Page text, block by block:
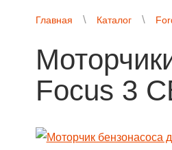
Главная Каталог
Focus 3